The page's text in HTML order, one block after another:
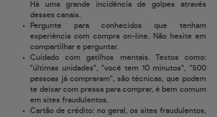
Há uma grande incidência de golpes através
desses canais.
Pergunte para conhecidos que tenham
experiência com compra on-line. Não hesite em
compartilhar e perguntar.
Cuidado com gatilhos mentais. Textos como:
"últimas unidades", "você tem 10 minutos", "500
pessoas já compraram", são técnicas, que podem
te deixar com pressa para comprar, é bem comum
em sites fraudulentos.
Cartão de crédito: no geral, os sites fraudulentos,